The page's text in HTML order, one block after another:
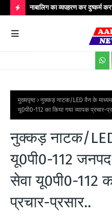
O
S
नाबालिग का व्यपहरण कर दुष्कर्म
मुख्यपृष्ठ
नुक्कड़ नाटक/LED वैन के
यू0पी0-112 का किया गया व्यापक प्रचार-
नुक्कड़ नाटक/
यू0पी0-112
सेवा यू0पी0-112
प्रचार-प्रसार..